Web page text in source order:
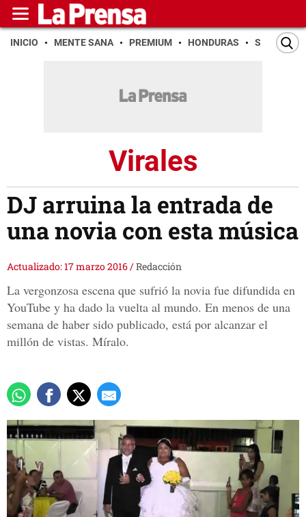
INICIO MENTE SANA PREMIUM HONDURAS SAN PEDRO
Virales
DJ arruina la entrada de
una novia con esta música
Actualizado: 17 marzo 2016/Redacción
La vergonzosa escena que sufrió la novia fue difundida en
YouTube y ha dado la vuelta al mundo. En menos de una
semana de haber sido publicado, está por alcanzar el
millón de vistas. Míralo.